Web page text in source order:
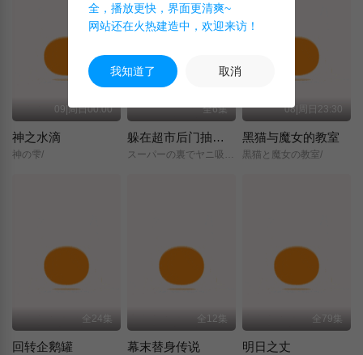
09|周日00:00
神之水滴
神の雫/
全6集
躲在超市后门抽烟的两人
スーパーの裏でヤニ吸うふたり/
08|周日23:30
黑猫与魔女的教室
黒猫と魔女の教室/
全24集
回转企鹅罐
全12集
幕末替身传说
全79集
明日之丈
全，播放更快，界面更清爽~
网站还在火热建造中，欢迎来访！
我知道了 取消